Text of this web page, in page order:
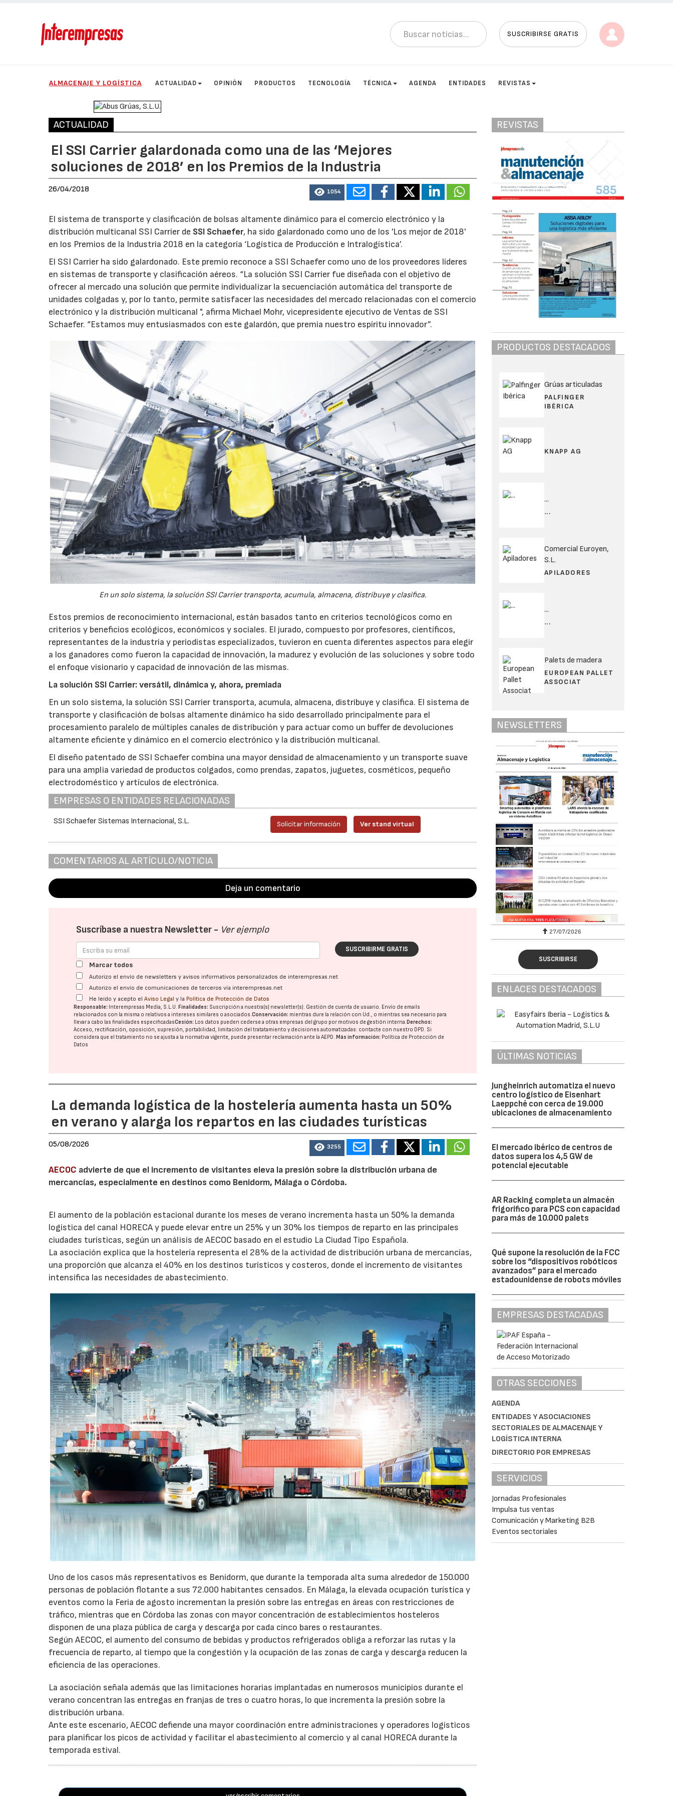
SUSCRIBIRSE GRATIS
ALMACENAJE Y LOGÍSTICA ACTUALIDAD OPINIÓN PRODUCTOS TECNOLOGÍA TÉCNICA AGENDA ENTIDADES REVISTAS
ACTUALIDAD
El SSI Carrier galardonada como una de las ‘Mejores
soluciones de 2018’ en los Premios de la Industria
26/04/2018 1054
El sistema de transporte y clasificación de bolsas altamente dinámico para el comercio electrónico y la
distribución multicanal SSI Carrier de SSI Schaefer, ha sido galardonado como uno de los 'Los mejor de 2018'
en los Premios de la Industria 2018 en la categoría ‘Logística de Producción e Intralogística’.
El SSI Carrier ha sido galardonado. Este premio reconoce a SSI Schaefer como uno de los proveedores líderes
en sistemas de transporte y clasificación aéreos. “La solución SSI Carrier fue diseñada con el objetivo de
ofrecer al mercado una solución que permite individualizar la secuenciación automática del transporte de
unidades colgadas y, por lo tanto, permite satisfacer las necesidades del mercado relacionadas con el comercio
electrónico y la distribución multicanal ", afirma Michael Mohr, vicepresidente ejecutivo de Ventas de SSI
Schaefer. “Estamos muy entusiasmados con este galardón, que premia nuestro espíritu innovador”.
En un solo sistema, la solución SSI Carrier transporta, acumula, almacena, distribuye y clasifica.
Estos premios de reconocimiento internacional, están basados tanto en criterios tecnológicos como en
criterios y beneficios ecológicos, económicos y sociales. El jurado, compuesto por profesores, científicos,
representantes de la industria y periodistas especializados, tuvieron en cuenta diferentes aspectos para elegir
a los ganadores como fueron la capacidad de innovación, la madurez y evolución de las soluciones y sobre todo
el enfoque visionario y capacidad de innovación de las mismas.
La solución SSI Carrier: versátil, dinámica y, ahora, premiada
En un solo sistema, la solución SSI Carrier transporta, acumula, almacena, distribuye y clasifica. El sistema de
transporte y clasificación de bolsas altamente dinámico ha sido desarrollado principalmente para el
procesamiento paralelo de múltiples canales de distribución y para actuar como un buffer de devoluciones
altamente eficiente y dinámico en el comercio electrónico y la distribución multicanal.
El diseño patentado de SSI Schaefer combina una mayor densidad de almacenamiento y un transporte suave
para una amplia variedad de productos colgados, como prendas, zapatos, juguetes, cosméticos, pequeño
electrodoméstico y artículos de electrónica.
EMPRESAS O ENTIDADES RELACIONADAS
SSI Schaefer Sistemas Internacional, S.L. Solicitar información Ver stand virtual
COMENTARIOS AL ARTÍCULO/NOTICIA
Deja un comentario
Suscríbase a nuestra Newsletter - Ver ejemplo
SUSCRIBIRME GRATIS
Marcar todos
Autorizo el envío de newsletters y avisos informativos personalizados de interempresas.net
Autorizo el envío de comunicaciones de terceros vía interempresas.net
He leído y acepto elAviso Legal y la Política de Protección de Datos
Responsable: Interempresas Media, S.L.U. Finalidades: Suscripción a nuestra(s) newsletter(s). Gestión de cuenta de usuario. Envío de emails
relacionados con la misma o relativos a intereses similares o asociados.Conservación: mientras dure la relación con Ud., o mientras sea necesario para
llevar a cabo las finalidades especificadasCesión: Los datos pueden cederse a otras empresas del grupo por motivos de gestión interna. Derechos:
Acceso, rectificación, oposición, supresión, portabilidad, limitación del tratatamiento y decisiones automatizadas: contacte con nuestro DPD. Si
considera que el tratamiento no se ajusta a la normativa vigente, puede presentar reclamación ante laAEPD. Más información: Política de Protección de
Datos
La demanda logística de la hostelería aumenta hasta un 50%
en verano y alarga los repartos en las ciudades turísticas
05/08/2026 3255
AECOC advierte de que el incremento de visitantes eleva la presión sobre la distribución urbana de
mercancías, especialmente en destinos como Benidorm, Málaga o Córdoba.
El aumento de la población estacional durante los meses de verano incrementa hasta un 50% la demanda
logística del canal HORECA y puede elevar entre un 25% y un 30% los tiempos de reparto en las principales
ciudades turísticas, según un análisis de AECOC basado en el estudio La Ciudad Tipo Española.
La asociación explica que la hostelería representa el 28% de la actividad de distribución urbana de mercancías,
una proporción que alcanza el 40% en los destinos turísticos y costeros, donde el incremento de visitantes
intensifica las necesidades de abastecimiento.
Uno de los casos más representativos es Benidorm, que durante la temporada alta suma alrededor de 150.000
personas de población flotante a sus 72.000 habitantes censados. En Málaga, la elevada ocupación turística y
eventos como la Feria de agosto incrementan la presión sobre las entregas en áreas con restricciones de
tráfico, mientras que en Córdoba las zonas con mayor concentración de establecimientos hosteleros
disponen de una plaza pública de carga y descarga por cada cinco bares o restaurantes.
Según AECOC, el aumento del consumo de bebidas y productos refrigerados obliga a reforzar las rutas y la
frecuencia de reparto, al tiempo que la congestión y la ocupación de las zonas de carga y descarga reducen la
eficiencia de las operaciones.
La asociación señala además que las limitaciones horarias implantadas en numerosos municipios durante el
verano concentran las entregas en franjas de tres o cuatro horas, lo que incrementa la presión sobre la
distribución urbana.
Ante este escenario, AECOC defiende una mayor coordinación entre administraciones y operadores logísticos
para planificar los picos de actividad y facilitar el abastecimiento al comercio y al canal HORECA durante la
temporada estival.
REVISTAS
PRODUCTOS DESTACADOS
Grúas articuladas
PALFINGER
IBÉRICA
KNAPP AG
...
...
Comercial Euroyen,
S.L.
APILADORES
...
...
Palets de madera
EUROPEAN PALLET
ASSOCIAT
NEWSLETTERS
27/07/2026
SUSCRIBIRSE
ENLACES DESTACADOS
ÚLTIMAS NOTICIAS
Jungheinrich automatiza el nuevo
centro logístico de Eisenhart
Laeppché con cerca de 19.000
ubicaciones de almacenamiento
El mercado ibérico de centros de
datos supera los 4,5 GW de
potencial ejecutable
AR Racking completa un almacén
frigorífico para PCS con capacidad
para más de 10.000 palets
Qué supone la resolución de la FCC
sobre los “dispositivos robóticos
avanzados” para el mercado
estadounidense de robots móviles
EMPRESAS DESTACADAS
OTRAS SECCIONES
AGENDA
ENTIDADES Y ASOCIACIONES
SECTORIALES DE ALMACENAJE Y
LOGÍSTICA INTERNA
DIRECTORIO POR EMPRESAS
SERVICIOS
Jornadas Profesionales
Impulsa tus ventas
Comunicación y Marketing B2B
Eventos sectoriales